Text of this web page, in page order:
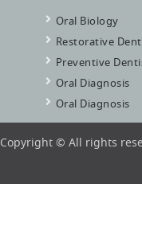
Oral Biology
Restorative
Preventive
Oral Diagnosis
Oral Diagnosis
Copyright © All rights